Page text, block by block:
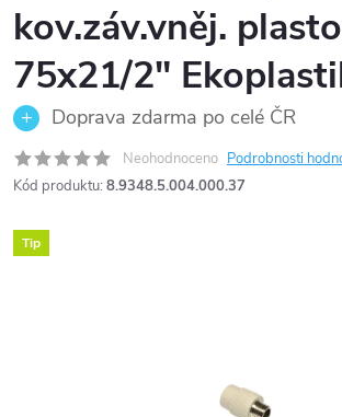
kov.záv.vněj.
75x21/2"
Doprava zdarma po celé ČR
Neohodnoceno Podrobnosti
Kód produktu: 8.9348.5.004.000.37
Tip